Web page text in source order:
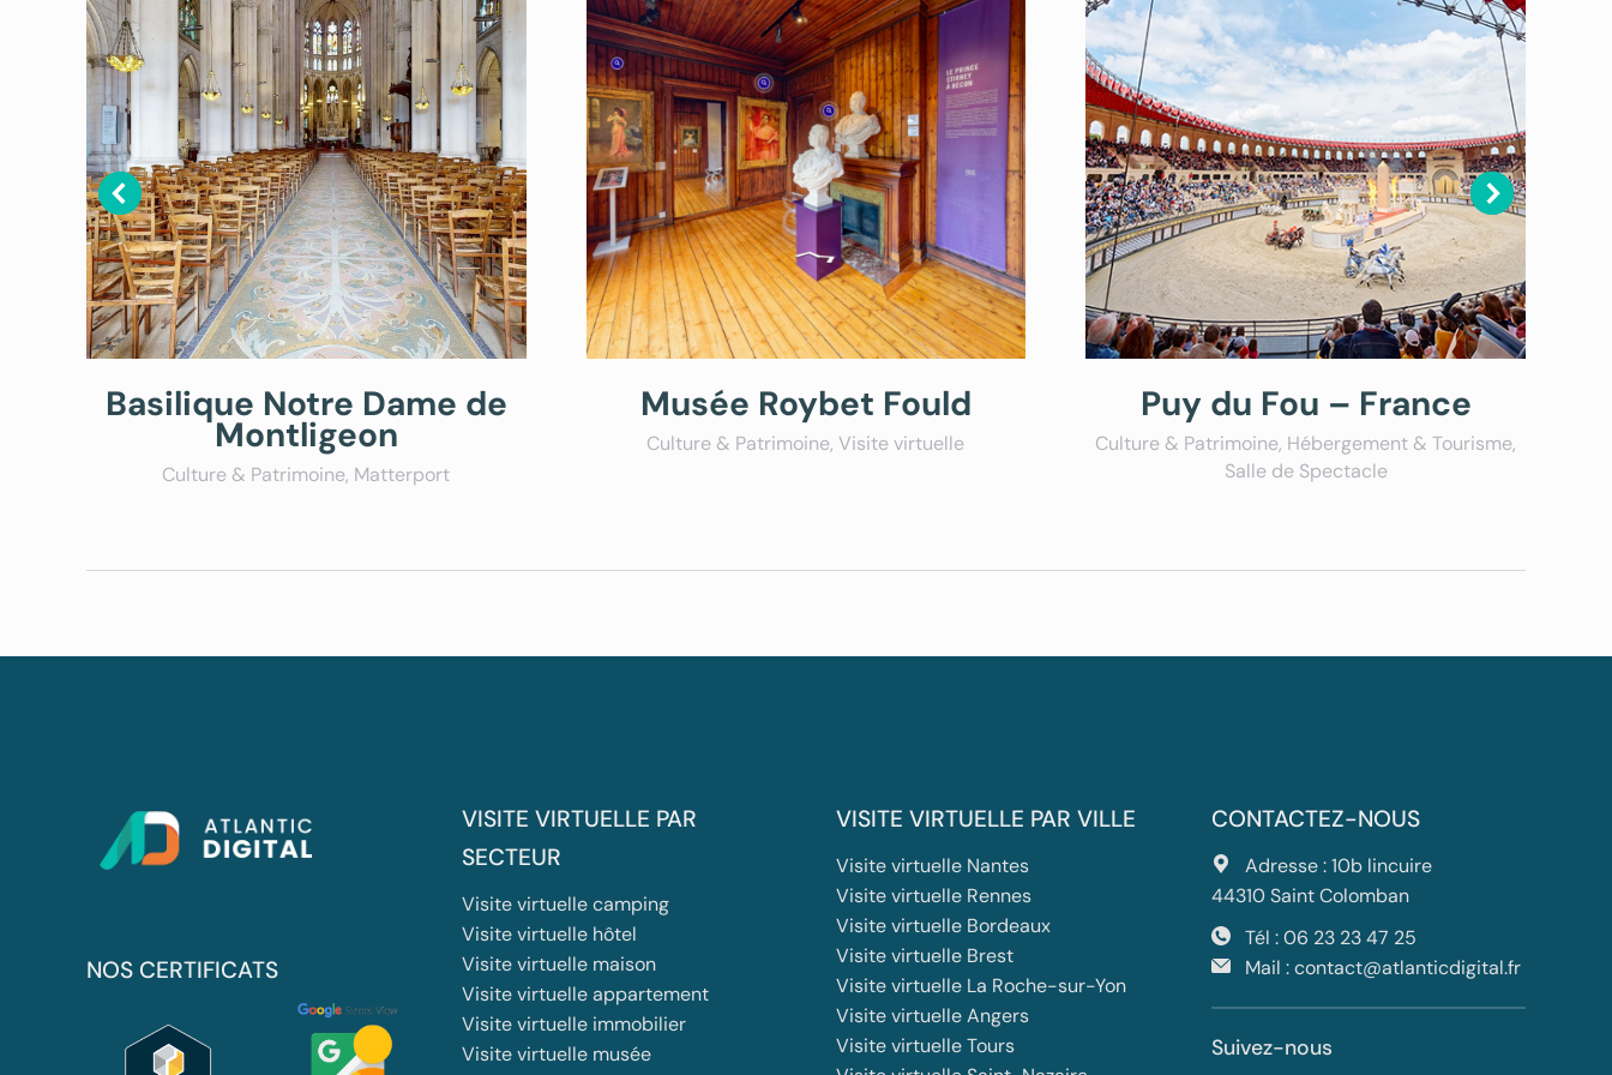
Basilique Notre Dame de
Montligeon
Culture & Patrimoine, Matterport
Musée Roybet Fould
Culture & Patrimoine,Visite virtuelle
Puy du Fou – France
Culture & Patrimoine, Hébergement & Tourisme,
Salle de Spectacle
NOS CERTIFICATS
VISITE VIRTUELLE PAR
SECTEUR
Visite virtuelle camping
Visite virtuelle hôtel
Visite virtuelle maison
Visite virtuelle appartement
Visite virtuelle immobilier
Visite virtuelle musée
VISITE VIRTUELLE PAR VILLE
Visite virtuelle Nantes
Visite virtuelle Rennes
Visite virtuelle Bordeaux
Visite virtuelle Brest
Visite virtuelle La Roche-sur-Yon
Visite virtuelle Angers
Visite virtuelle Tours
CONTACTEZ-NOUS
Adresse : 10b lincuire
44310 Saint Colomban
Tél :06 23 23 47 25
Mail :contact@atlanticdigital.fr
Suivez-nous